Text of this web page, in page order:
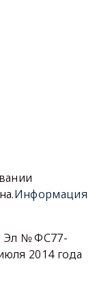
Информация
Эл № ФС77-
2014 года